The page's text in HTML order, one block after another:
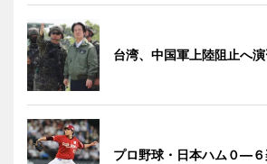
台湾、中国軍上陸阻止へ
プロ野球・日本ハム０―